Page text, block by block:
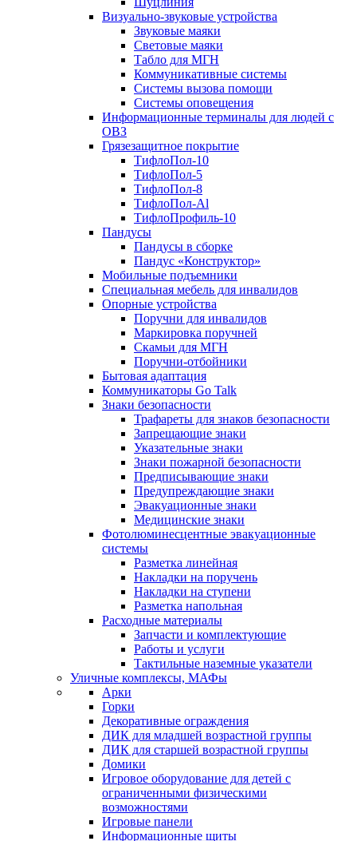
Визуально-звуковые устройства
Звуковые маяки
Световые маяки
Табло для МГН
Коммуникативные системы
Системы вызова помощи
Системы оповещения
Информационные терминалы для людей с
ОВЗ
Грязезащитное покрытие
ТифлоПол-10
ТифлоПол-5
ТифлоПол-8
ТифлоПол-Al
ТифлоПрофиль-10
Пандусы
Пандусы в сборке
Пандус «Конструктор»
Мобильные подъемники
Специальная мебель для инвалидов
Опорные устройства
Поручни для инвалидов
Маркировка поручней
Скамьи для МГН
Поручни-отбойники
Бытовая адаптация
Коммуникаторы Go Talk
Знаки безопасности
Трафареты для знаков безопасности
Запрещающие знаки
Указательные знаки
Знаки пожарной безопасности
Предписывающие знаки
Предупреждающие знаки
Эвакуационные знаки
Медицинские знаки
Фотолюминесцентные эвакуационные
системы
Разметка линейная
Накладки на поручень
Накладки на ступени
Разметка напольная
Расходные материалы
Запчасти и комплектующие
Работы и услуги
Тактильные наземные указатели
Уличные комплексы, МАФы
Арки
Горки
Декоративные ограждения
ДИК для младшей возрастной группы
ДИК для старшей возрастной группы
Домики
Игровое оборудование для детей с
ограниченными физическими
возможностями
Игровые панели
Информационные щиты